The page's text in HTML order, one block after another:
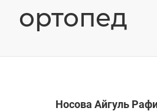
ортопед
Носова Айгуль